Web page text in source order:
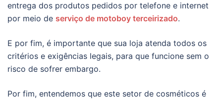
entrega dos produtos pedidos por telefone e internet
por meio de serviço de motoboy terceirizado.
E por fim, é importante que sua loja atenda todos os
critérios e exigências legais, para que funcione sem o
risco de sofrer embargo.
Por fim, entendemos que este setor de cosméticos é